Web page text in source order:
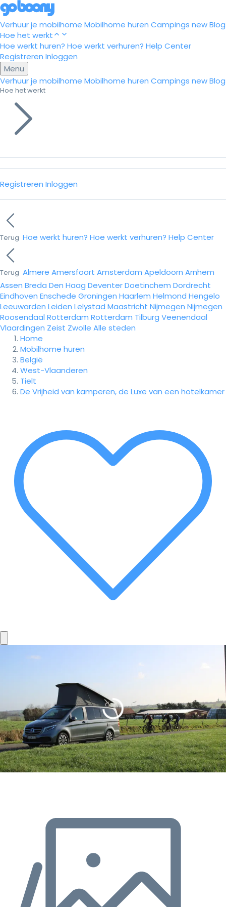
Verhuur je mobilhome Mobilhome huren Campings newBlog
Hoe het werkt
Hoe werkt huren? Hoe werkt verhuren? Help Center
Registreren Inloggen
Menu
Verhuur je mobilhome Mobilhome huren Campings newBlog
Hoe het werkt
Registreren Inloggen
Terug Hoe werkt huren? Hoe werkt verhuren? Help Center
Terug Almere Amersfoort Amsterdam Apeldoorn Arnhem
Assen Breda Den Haag DeventerDoetinchem Dordrecht
Eindhoven Enschede Groningen Haarlem Helmond Hengelo
Leeuwarden Leiden Lelystad Maastricht Nijmegen Nijmegen
Roosendaal Rotterdam Rotterdam Tilburg Veenendaal
Vlaardingen Zeist Zwolle Alle steden
Home
Mobilhome huren
België
West-Vlaanderen
Tielt
De Vrijheid van kamperen, de Luxe van een hotelkamer